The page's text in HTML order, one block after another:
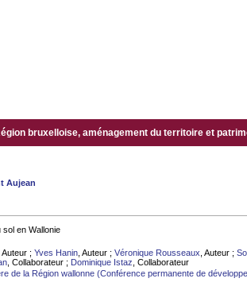
bruxelloise, aménagement du territoire et
Aujean
en Wallonie
, Auteur ; Yves Hanin , Auteur ; Véronique Rousseaux , Auteur ;
, Collaborateur ; Dominique Istaz , Collaborateur
de la Région wallonne (Conférence permanente de